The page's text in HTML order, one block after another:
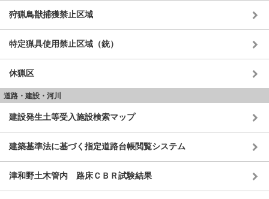
狩猟鳥獣捕獲禁止区域
特定猟具使用禁止区域（銃）
休猟区
道路・建設・河川
建設発生土等受入施設検索マップ
建築基準法に基づく指定道路台帳閲覧システム
津和野土木管内 路床ＣＢＲ試験結果